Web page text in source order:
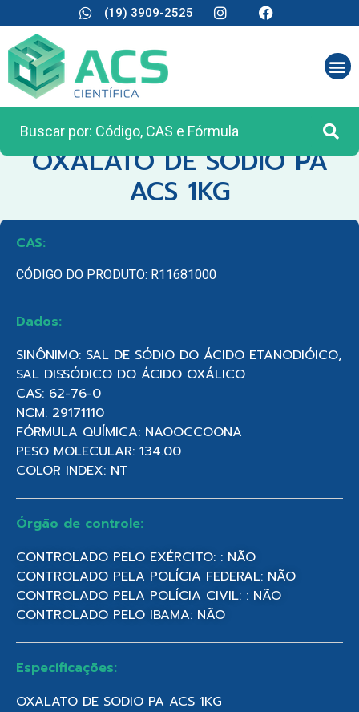
(19) 3909-2525
CATEGORIA:REAGENTES ANALÍTICOS
OXALATO DE SODIO PA
ACS 1KG
CAS:
CÓDIGO DO PRODUTO: R11681000
Dados:
SINÔNIMO: SAL DE SÓDIO DO ÁCIDO ETANODIÓICO,
SAL DISSÓDICO DO ÁCIDO OXÁLICO
CAS: 62-76-0
NCM: 29171110
FÓRMULA QUÍMICA: NAOOCCOONA
PESO MOLECULAR: 134.00
COLOR INDEX: NT
Órgão de controle:
CONTROLADO PELO EXÉRCITO: : NÃO
CONTROLADO PELA POLÍCIA FEDERAL: NÃO
CONTROLADO PELA POLÍCIA CIVIL: : NÃO
CONTROLADO PELO IBAMA: NÃO
Especificações:
OXALATO DE SODIO PA ACS 1KG